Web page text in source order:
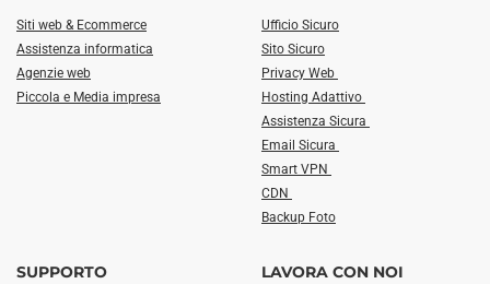
Siti web & Ecommerce
Assistenza informatica
Agenzie web
Piccola e Media impresa
Ufficio Sicuro
Sito Sicuro
Privacy Web
Hosting Adattivo
Assistenza Sicura
Email Sicura
Smart VPN
CDN
Backup Foto
SUPPORTO LAVORA CON NOI